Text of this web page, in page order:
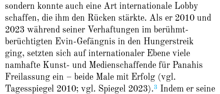
sondern konnte auch eine Art internationale Lobby
schaffen, die ihm den Rücken stärkte. Als er 2010 und
2023 während seiner Verhaftungen im berühmt-
berüchtigten Evin-Gefängnis in den Hungerstreik
ging, setzten sich auf internationaler Ebene viele
namhafte Kunst- und Medienschaffende für Panahis
Freilassung ein – beide Male mit Erfolg (vgl.
Tagesspiegel
2010; vgl. Spiegel 2023).3
Indem er seine